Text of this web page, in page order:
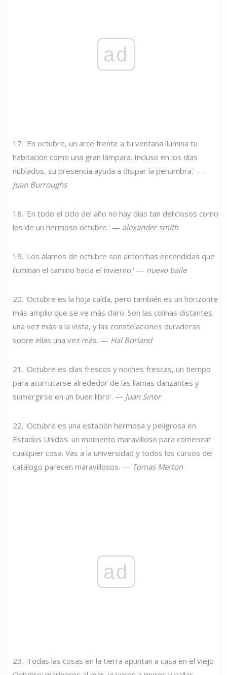
ad
17. 'En octubre, un arce frente a tu ventana ilumina tu
habitación como una gran lámpara. Incluso en los días
nublados, su presencia ayuda a disipar la penumbra.' —
Juan Burroughs
18. 'En todo el ciclo del año no hay días tan deliciosos como
los de un hermoso octubre.' — alexander smith
19. 'Los álamos de octubre son antorchas encendidas que
iluminan el camino hacia el invierno.' — nuevo baile
20. 'Octubre es la hoja caída, pero también es un horizonte
más amplio que se ve más claro. Son las colinas distantes
una vez más a la vista, y las constelaciones duraderas
sobre ellas una vez más. — Hal Borland
21. 'Octubre es días frescos y noches frescas, un tiempo
para acurrucarse alrededor de las llamas danzantes y
sumergirse en un buen libro'. — Juan Sinor
22. 'Octubre es una estación hermosa y peligrosa en
Estados Unidos. un momento maravilloso para comenzar
cualquier cosa. Vas a la universidad y todos los cursos del
catálogo parecen maravillosos. — Tomas Merton
ad
23. 'Todas las cosas en la tierra apuntan a casa en el viejo